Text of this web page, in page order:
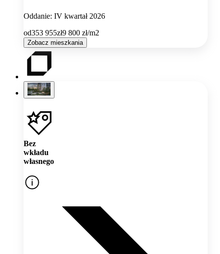
Oddanie: IV kwartał 2026
od353 955zł9 800 zł/m2
Zobacz mieszkania
Bez
wkładu
własnego